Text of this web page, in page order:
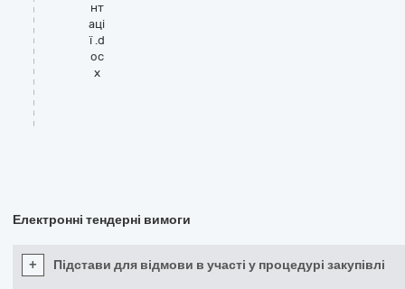
нт
аці
ї .d
oc
x
Електронні тендерні вимоги
+ Підстави для відмови в участі у процедурі закупівлі